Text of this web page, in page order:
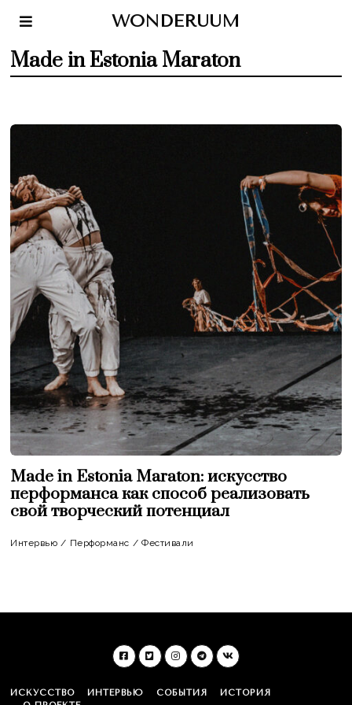
WONDERUUM
Made in Estonia Maraton
Made in Estonia Maraton: искусство
перформанса как способ реализовать
свой творческий потенциал
Интервью / Перформанс / Фестивали
ИСКУССТВО ИНТЕРВЬЮ СОБЫТИЯ
ИСТОРИЯ